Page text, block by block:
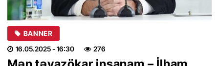
BANNER
16.05.2025- 16:30 276